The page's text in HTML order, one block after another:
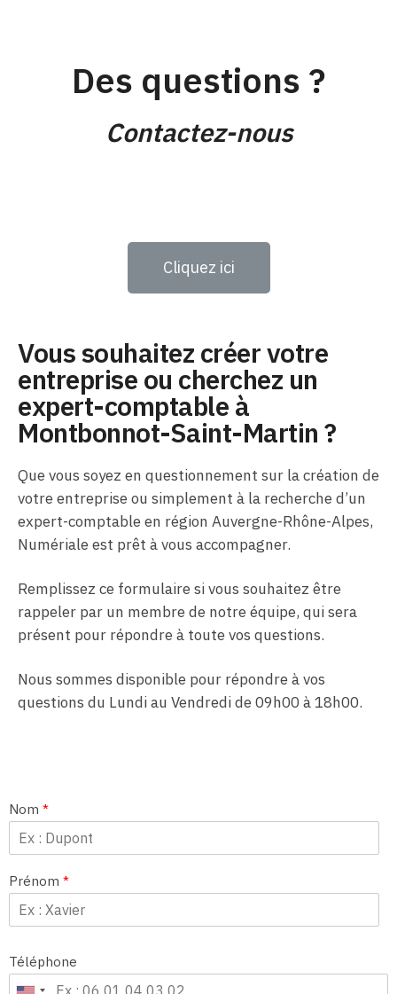
Des questions ?
Contactez-nous
Cliquez ici
Vous souhaitez créer votre
entreprise ou cherchez un
expert-comptable à
Montbonnot-Saint-Martin ?
Que vous soyez en questionnement sur la création de
votre entreprise ou simplement à la recherche d’un
expert-comptable en région Auvergne-Rhône-Alpes,
Numériale est prêt à vous accompagner.
Remplissez ce formulaire si vous souhaitez être
rappeler par un membre de notre équipe, qui sera
présent pour répondre à toute vos questions.
Nous sommes disponible pour répondre à vos
questions du Lundi au Vendredi de 09h00 à 18h00.
Nom *
Prénom *
Téléphone